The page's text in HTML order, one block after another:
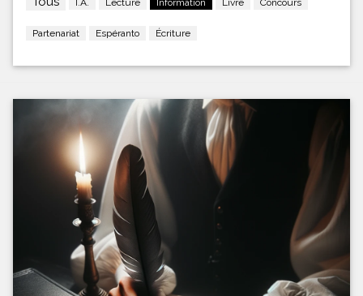
Partenariat Espéranto Écriture